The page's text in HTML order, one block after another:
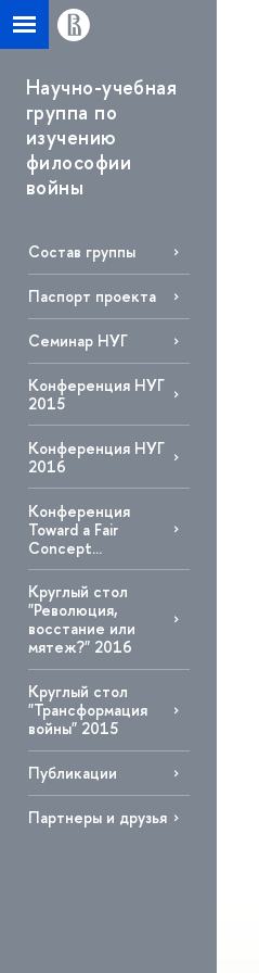
Научно-учебная
группа по
изучению
философии
войны
Состав группы
Паспорт проекта
Семинар НУГ
Конференция НУГ
2015
Конференция НУГ
2016
Конференция
Toward a Fair
Concept...
Круглый стол
"Революция,
восстание или
мятеж?" 2016
Круглый стол
"Трансформация
войны" 2015
Публикации
Партнеры и друзья